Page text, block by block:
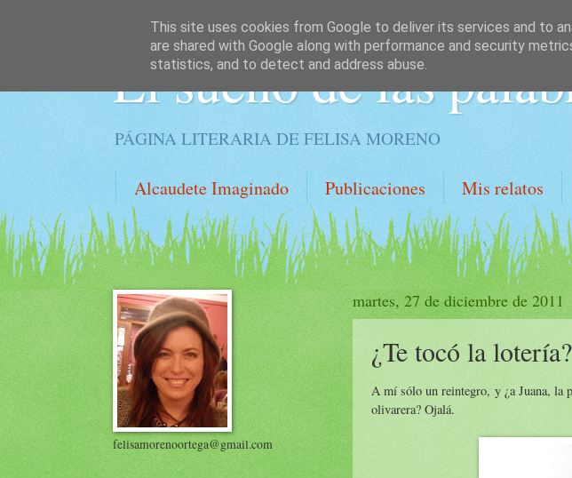
El sueño de las
PÁGINA LITERARIA DE FELISA MORENO
Alcaudete Imaginado Publicaciones Mis relatos
martes, 27 de diciembre de 2011
¿Te tocó la lotería?
A mí sólo un reintegro, y ¿a Juana, la
olivarera? Ojalá.
felisamorenoortega@gmail.com
This site uses cookies from Google to deliver its services and to
are shared with Google along with performance and security
statistics, and to detect and address abuse.